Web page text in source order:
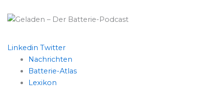
Linkedin Twitter
Nachrichten
Batterie-Atlas
Lexikon